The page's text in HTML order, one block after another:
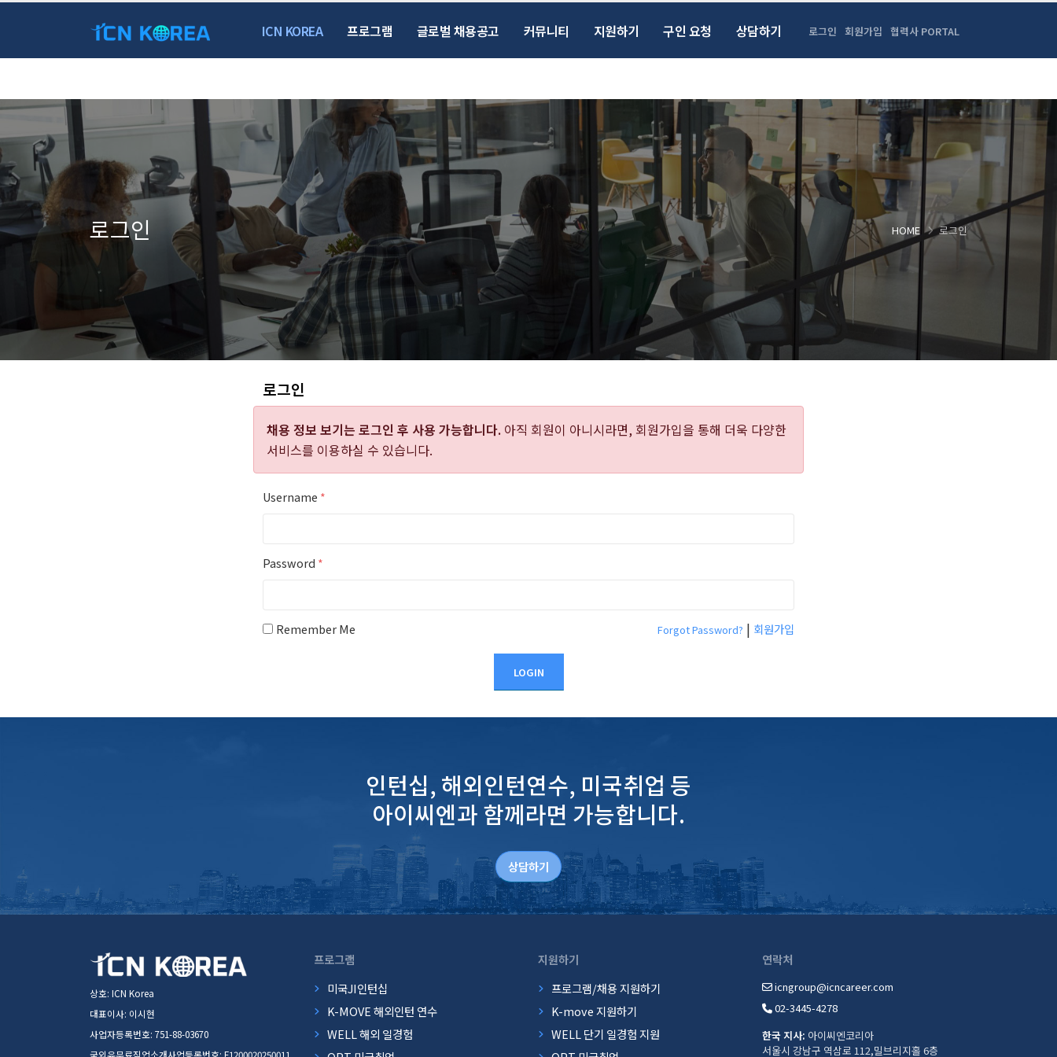
ICN KOREA 프로그램 글로벌 채용공고 커뮤니티 지원하기 구인 요청 상담하기 로그인 회원가입 협력사 PORTAL
로그인 HOME 로그인
로그인
채용 정보 보기는 로그인 후 사용 가능합니다. 아직 회원이 아니시라면, 회원가입을 통해 더욱 다양한
서비스를 이용하실 수 있습니다.
Username *
Password *
Remember Me Forgot Password? | 회원가입
LOGIN
인턴십, 해외인턴연수, 미국취업 등
아이씨엔과 함께라면 가능합니다.
상담하기
상호: ICN Korea
대표이사: 이시현
사업자등록번호: 751-88-03670
국외유무료직업소개사업등록번호: F1200020250011
프로그램
미국JI인턴십
K-MOVE 해외인턴 연수
WELL 해외 일경험
지원하기
프로그램/채용 지원하기
K-move 지원하기
WELL 단기 일경험 지원
연락처
icngroup@icncareer.com
02-3445-4278
한국 지사: 아이씨엔코리아
서울시 강남구 역삼로 112,밀브리지홀 6층